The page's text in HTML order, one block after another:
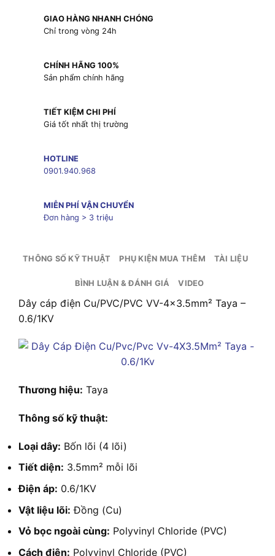
GIAO HÀNG NHANH CHÓNG
Chỉ trong vòng 24h
CHÍNH HÃNG 100%
Sản phẩm chính hãng
TIẾT KIỆM CHI PHÍ
Giá tốt nhất thị trường
HOTLINE
0901.940.968
MIỄN PHÍ VẬN CHUYỂN
Đơn hàng > 3 triệu
THÔNG SỐ KỸ THUẬT PHỤ KIỆN MUA THÊM TÀI LIỆU
BÌNH LUẬN & ĐÁNH GIÁ VIDEO
Dây cáp điện Cu/PVC/PVC VV-4×3.5mm² Taya –
0.6/1KV
Thương hiệu: Taya
Thông số kỹ thuật:
Loại dây: Bốn lõi (4 lõi)
Tiết diện: 3.5mm² mỗi lõi
Điện áp: 0.6/1KV
Vật liệu lõi: Đồng (Cu)
Vỏ bọc ngoài cùng: Polyvinyl Chloride (PVC)
Cách điện: Polyvinyl Chloride (PVC)